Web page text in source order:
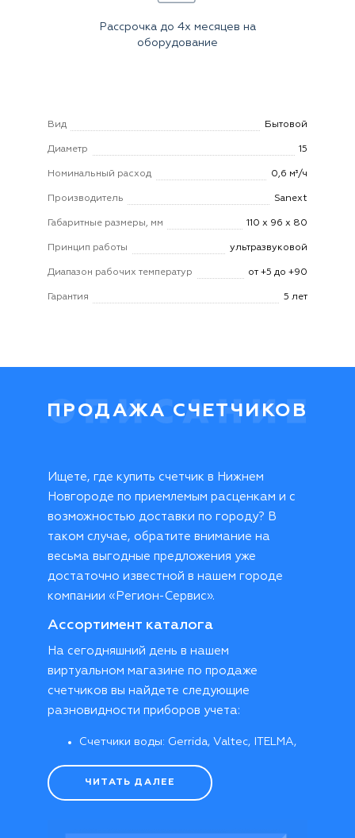
Рассрочка до 4х месяцев на
оборудование
Вид Бытовой
Диаметр 15
Номинальный расход 0,6 м³/ч
Производитель Sanext
Габаритные размеры, мм 110 х 96 х 80
Принцип работы ультразвуковой
Диапазон рабочих температур от +5 до +90
Гарантия 5 лет
ПРОДАЖА СЧЕТЧИКОВ
Ищете, где купить счетчик в Нижнем
Новгороде по приемлемым расценкам и с
возможностью доставки по городу? В
таком случае, обратите внимание на
весьма выгодные предложения уже
достаточно известной в нашем городе
компании «Регион-Сервис».
Ассортимент каталога
На сегодняшний день в нашем
виртуальном магазине по продаже
счетчиков вы найдете следующие
разновидности приборов учета:
Счетчики воды: Gerrida, Valtec, ITELMA,
Счетчики электроэнергии:
«Энергомера», «INCOTEX Меркурий»;
ЧИТАТЬ ДАЛЕЕ